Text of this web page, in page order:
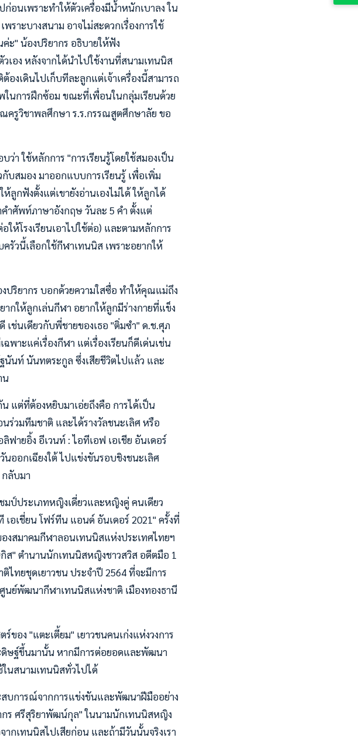
นเพราะทำให้ตัวเครื่องมีน้ำหนักเบาลง ใน
ราะบางสนาม อาจไม่สะดวกเรื่องการใช้
ะ" น้องปริยากร อธิบายให้ฟัง
วเอง หลังจากได้นำไปใช้งานที่สนามเทนนิส
องเดินไปเก็บทีละลูกแต่เจ้าเครื่องนี้สามารถ
ในการฝึกซ้อม ขณะที่เพื่อนในกลุ่มเรียนด้วย
ครูวิชาพลศึกษา ร.ร.กรรณสูตศึกษาลัย ขอ
า ใช้หลักการ "การเรียนรู้โดยใช้สมองเป็น
กับสมอง มาออกแบบการเรียนรู้ เพื่อเพิ่ม
ลูกฟังตั้งแต่เขายังอ่านเองไม่ได้ ให้ลูกได้
ำศัพท์ภาษาอังกฤษ วันละ 5 คำ ตั้งแต่
ห้โรงเรียนเอาไปใช้ต่อ) และตามหลักการ
รัวนี้เลือกใช้กีฬาเทนนิส เพราะอยากให้
ริยากร บอกด้วยความใสซื่อ ทำให้คุณแม่ถึง
กให้ลูกเล่นกีฬา อยากให้ลูกมีร่างกายที่แข็ง
ช่นเดียวกับพี่ชายของเธอ "ติ่มซำ" ด.ช.ศุภ
พาะแค่เรื่องกีฬา แต่เรื่องเรียนก็ดีเด่นเช่น
นท์ นันทตระกูล ซึ่งเสียชีวิตไปแล้ว และ
น
แต่ที่ต้องหยิบมาเอ่ยถึงคือ การได้เป็น
ร่วมทีมชาติ และได้รางวัลชนะเลิศ หรือ
ฟายอิ้ง อีเวนท์ : ไอทีเอฟ เอเชีย อันเดอร์
ออกเฉียงใต้ ไปแข่งขันรอบชิงชนะเลิศ
กลับมา
มป์ประเภทหญิงเดี่ยวและหญิงคู่ คนเดียว
เอเชี่ยน โฟร์ทีน แอนด์ อันเดอร์ 2021" ครั้งที่
องสมาคมกีฬาลอนเทนนิสแห่งประเทศไทยฯ
ส" ตำนานนักเทนนิสหญิงชาวสวิส อดีตมือ 1
ทยชุดเยาวชน ประจำปี 2564 ที่จะมีการ
นย์พัฒนากีฬาเทนนิสแห่งชาติ เมืองทองธานี
อง "แตะเตี้ยม" เยาวชนคนเก่งแห่งวงการ
ดิษฐ์ขึ้นมานั้น หากมีการต่อยอดและพัฒนา
นสนามเทนนิสทั่วไปได้
บการณ์จากการแข่งขันและพัฒนาฝีมืออย่าง
กร ศรีสุริยาพัฒน์กุล" ในนามนักเทนนิสหญิง
ากเทนนิสไปเสียก่อน และถ้ามีวันนั้นจริงเรา